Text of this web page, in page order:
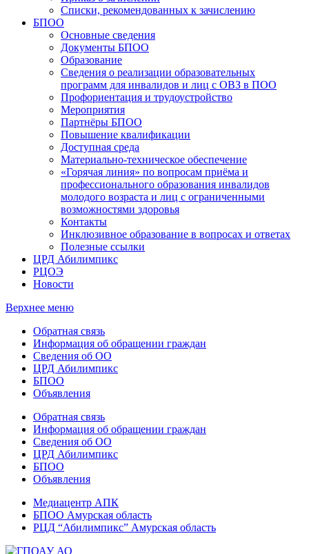
Списки, рекомендованных к зачислению
БПОО
Основные сведения
Документы БПОО
Образование
Сведения о реализации образовательных
программ для инвалидов и лиц с ОВЗ в ПОО
Профориентация и трудоустройство
Мероприятия
Партнёры БПОО
Повышение квалификации
Доступная среда
Материально-техническое обеспечение
«Горячая линия» по вопросам приёма и
профессионального образования инвалидов
молодого возраста и лиц с ограниченными
возможностями здоровья
Контакты
Инклюзивное образование в вопросах и ответах
Полезные ссылки
ЦРД Абилимпикс
РЦОЭ
Новости
Верхнее меню
Обратная связь
Информация об обращении граждан
Сведения об ОО
ЦРД Абилимпикс
БПОО
Объявления
Обратная связь
Информация об обращении граждан
Сведения об ОО
ЦРД Абилимпикс
БПОО
Объявления
Медиацентр АПК
БПОО Амурская область
РЦД “Абилимпикс” Амурская область